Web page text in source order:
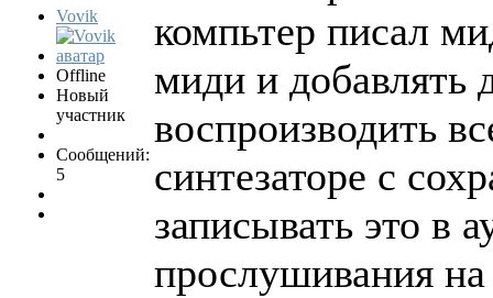
Vovik
Offline
Новый
участник
Сообщений:
5
компьтер писал
миди и добавлять
воспроизводить
синтезаторе с
записывать это в
прослушивания на